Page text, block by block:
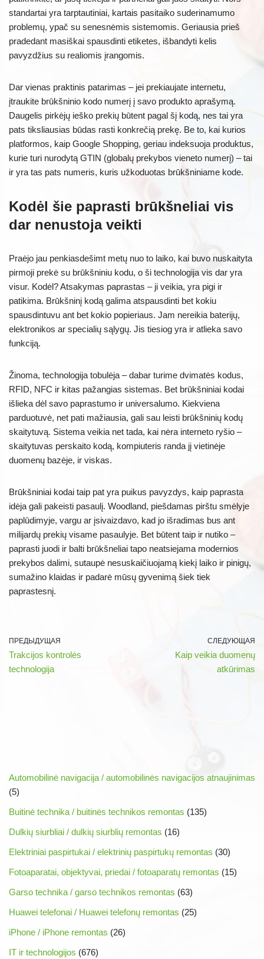
standartai yra tarptautiniai, kartais pasitaiko suderinamumo
problemų, ypač su senesnėmis sistemomis. Geriausia prieš
pradedant masiškai spausdinti etiketes, išbandyti kelis
pavyzdžius su realiomis įrangomis.
Dar vienas praktinis patarimas – jei prekiaujate internetu,
įtraukite brūkšninio kodo numerį į savo produkto aprašymą.
Daugelis pirkėjų ieško prekių būtent pagal šį kodą, nes tai yra
pats tiksliausias būdas rasti konkrečią prekę. Be to, kai kurios
platformos, kaip Google Shopping, geriau indeksuoja produktus,
kurie turi nurodytą GTIN (globalų prekybos vieneto numerį) – tai
ir yra tas pats numeris, kuris užkoduotas brūkšniniame kode.
Kodėl šie paprasti brūkšneliai vis
dar nenustoja veikti
Praėjo jau penkiasdešimt metų nuo to laiko, kai buvo nuskaityta
pirmoji prekė su brūkšniniu kodu, o ši technologija vis dar yra
visur. Kodėl? Atsakymas paprastas – ji veikia, yra pigi ir
patikima. Brūkšninį kodą galima atspausdinti bet kokiu
spausdintuvu ant bet kokio popieriaus. Jam nereikia baterijų,
elektronikos ar specialių sąlygų. Jis tiesiog yra ir atlieka savo
funkciją.
Žinoma, technologija tobulėja – dabar turime dvimatės kodus,
RFID, NFC ir kitas pažangias sistemas. Bet brūkšniniai kodai
išlieka dėl savo paprastumo ir universalumo. Kiekviena
parduotuvė, net pati mažiausia, gali sau leisti brūkšninių kodų
skaitytuvą. Sistema veikia net tada, kai nėra interneto ryšio –
skaitytuvas perskaito kodą, kompiuteris randa jį vietinėje
duomenų bazėje, ir viskas.
Brūkšniniai kodai taip pat yra puikus pavyzdys, kaip paprasta
idėja gali pakeisti pasaulį. Woodland, piešdamas pirštu smėlyje
paplūdimyje, vargu ar įsivaizdavo, kad jo išradimas bus ant
milijardų prekių visame pasaulyje. Bet būtent taip ir nutiko –
paprasti juodi ir balti brūkšneliai tapo neatsiejama modernios
prekybos dalimi, sutaupė nesuskaičiuojamą kiekį laiko ir pinigų,
sumažino klaidas ir padarė mūsų gyvenimą šiek tiek
paprastesnį.
ПРЕДЫДУЩАЯ
Trakcijos kontrolės
technologija
СЛЕДУЮЩАЯ
Kaip veikia duomenų
atkūrimas
Automobilinė navigacija / automobilinės navigacijos atnaujinimas
(5)
Buitinė technika / buitinės technikos remontas (135)
Dulkių siurbliai / dulkių siurblių remontas (16)
Elektriniai paspirtukai / elektrinių paspirtukų remontas (30)
Fotoaparatai, objektyvai, priedai / fotoaparatų remontas (15)
Garso technika / garso technikos remontas (63)
Huawei telefonai / Huawei telefonų remontas (25)
iPhone / iPhone remontas (26)
IT ir technologijos (676)